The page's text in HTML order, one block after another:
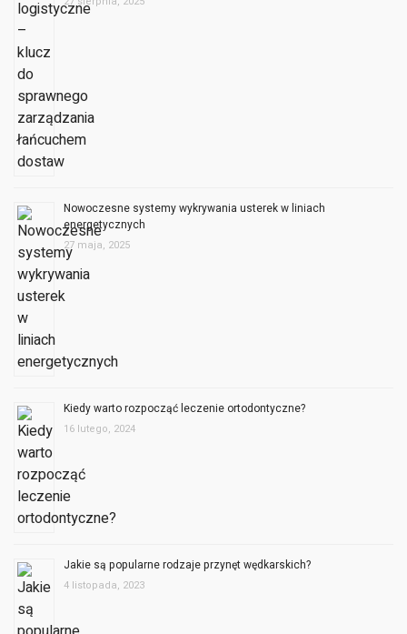
Nowoczesne systemy wykrywania usterek w liniach
energetycznych
27 maja, 2025
Kiedy warto rozpocząć leczenie ortodontyczne?
16 lutego, 2024
Jakie są popularne rodzaje przynęt wędkarskich?
4 listopada, 2023